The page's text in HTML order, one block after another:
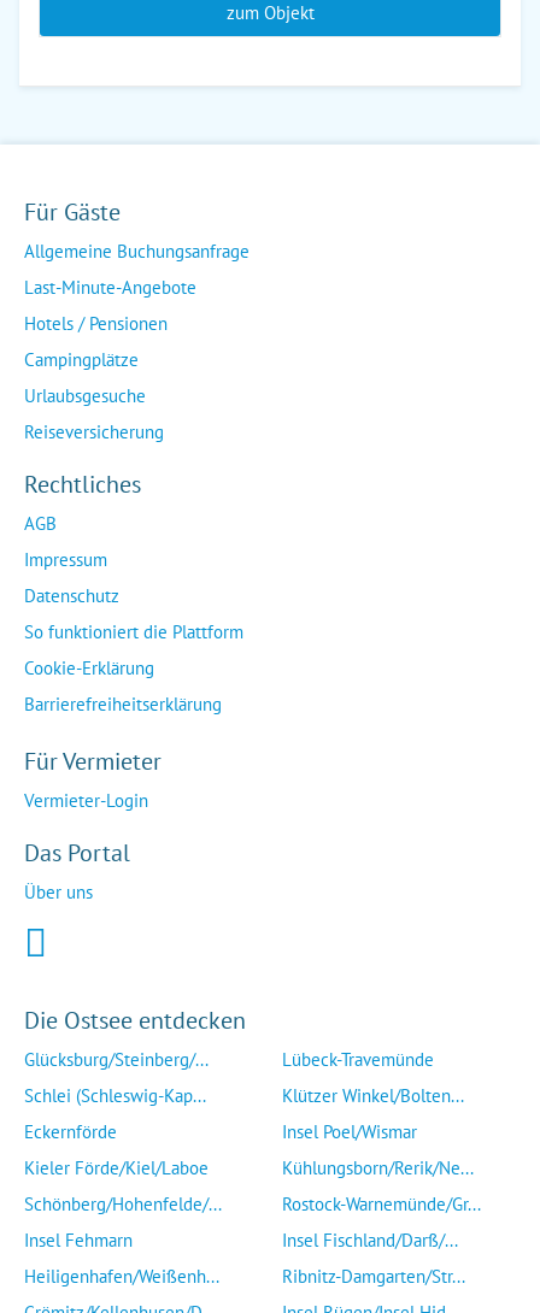
zum Objekt
Für Gäste
Allgemeine Buchungsanfrage
Last-Minute-Angebote
Hotels / Pensionen
Campingplätze
Urlaubsgesuche
Reiseversicherung
Rechtliches
AGB
Impressum
Datenschutz
So funktioniert die Plattform
Cookie-Erklärung
Barrierefreiheitserklärung
Für Vermieter
Vermieter-Login
Das Portal
Über uns
Die Ostsee entdecken
Glücksburg/Steinberg/...
Schlei (Schleswig-Kap...
Eckernförde
Kieler Förde/Kiel/Laboe
Schönberg/Hohenfelde/...
Insel Fehmarn
Heiligenhafen/Weißenh...
Lübeck-Travemünde
Klützer Winkel/Bolten...
Insel Poel/Wismar
Kühlungsborn/Rerik/Ne...
Rostock-Warnemünde/Gr...
Insel Fischland/Darß/...
Ribnitz-Damgarten/Str...